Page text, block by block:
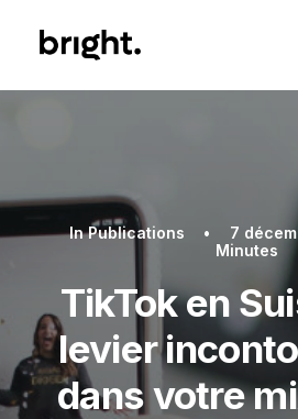
InPublications • 7
Minutes
TikTok en
levier
dans votre